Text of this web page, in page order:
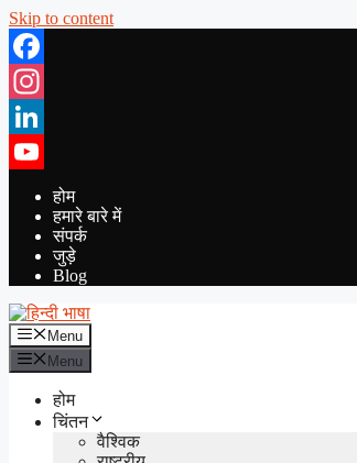
Skip to content
Facebook
Instagram
LinkedIn
YouTube
होम
हमारे बारे में
संपर्क
जुड़े
Blog
Menu
Menu
होम
चिंतन
वैश्विक